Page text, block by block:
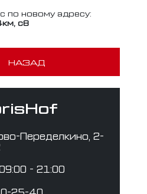
по новому адресу:
с8
НАЗАД
Переделкино, 2-
- 21:00
25-40